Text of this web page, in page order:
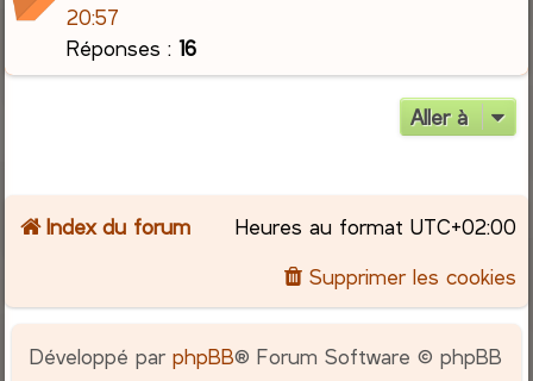
20:57
Réponses :16
Aller à
Index du forum Heures au format UTC+02:00
Supprimer les cookies
Développé parphpBB® Forum Software © phpBB